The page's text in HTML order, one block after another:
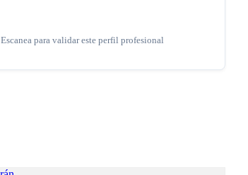
Escanea para validar este perfil profesional